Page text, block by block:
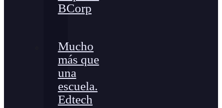
BCorp
Mucho
más que
una
escuela.
Edtech